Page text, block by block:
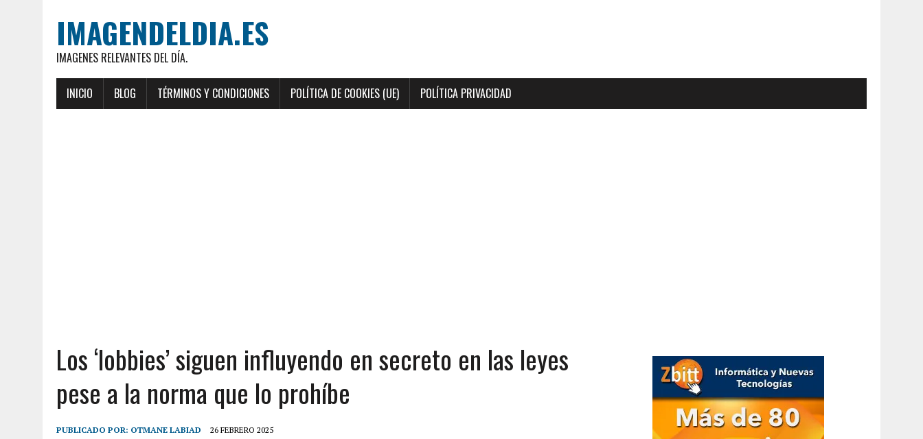
IMAGENDELDIA.ES
IMAGENES RELEVANTES DEL DÍA.
INICIO BLOG TÉRMINOS Y CONDICIONES POLÍTICA DE COOKIES (UE) POLÍTICA PRIVACIDAD
Los ‘lobbies’ siguen influyendo en secreto en las leyes
pese a la norma que lo prohíbe
PUBLICADO POR: OTMANE LABIAD 26 FEBRERO 2025